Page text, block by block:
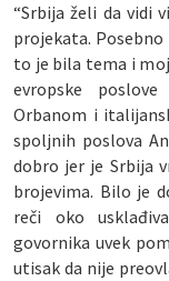
“Srbija želi da vidi
projekata.
to je bila tema i
evropske
Orbanom i
spoljnih poslova
dobro jer je Srbija
brojevima. Bilo je
reči oko
govornika uvek
utisak da nije